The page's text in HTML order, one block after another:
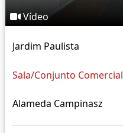
Vídeo
Jardim Paulista
Sala/Conjunto Comercial
Alameda Campinasz